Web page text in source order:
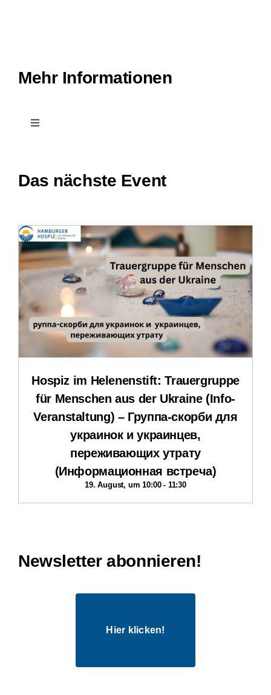
Mehr Informationen
Toggle
Stellenangebote und Praktika
Downloads
Impressum
Datenschutzerklärung
Das nächste Event
Hospiz im Helenenstift: Trauergruppe
für Menschen aus der Ukraine (Info-
Veranstaltung) – Группа-скорби для
украинок и украинцев,
переживающих утрату
(Информационная встреча)
19. August, um 10:00- 11:30
Newsletter abonnieren!
Hier klicken!